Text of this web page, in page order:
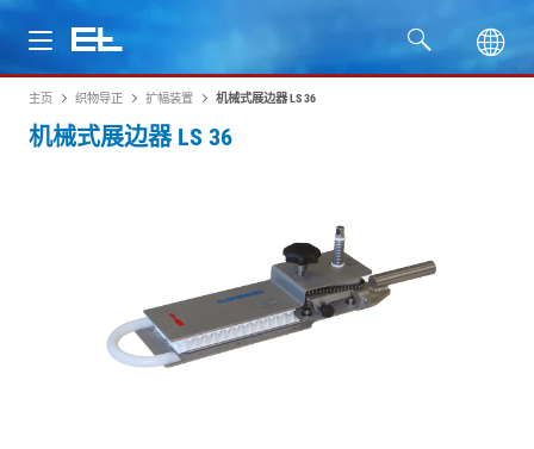
产品
主页 织物导正 扩幅装置 机械式展边器 LS 36
机械式展边器 LS 36